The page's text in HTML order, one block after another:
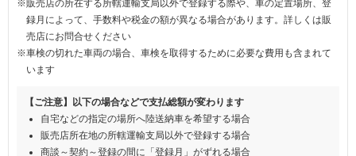
※販売店の所在する所轄運輸支局以外で登録する際や、車の定置場所、登
録月によって、手数料や税金の額が異なる場合があります。詳しくは販
売店にお問合せください
※車検の切れた車両の場合、車検を取得するために必要な費用も含まれて
います
【ご注意】以下の場合などで支払総額が変わります
自宅などの指定の場所へ陸送納車を希望する場合
販売店所在地の所轄運輸支局以外で登録する場合
商談～契約～登録の間に「登録月」がずれる場合